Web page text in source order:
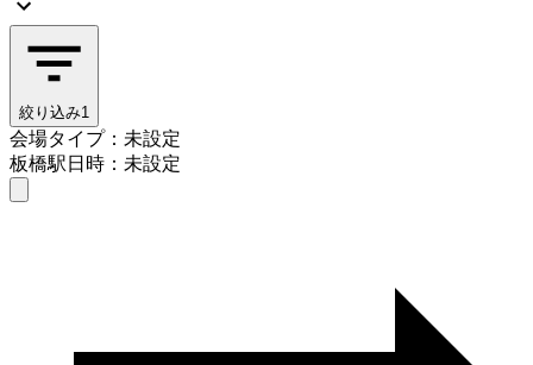
絞り込み1
会場タイプ：未設定
板橋駅日時：未設定